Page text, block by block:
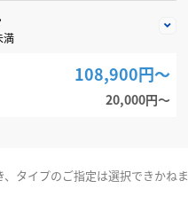
満
108,900円～
20,000円〜
タイプのご指定は選択できかねま